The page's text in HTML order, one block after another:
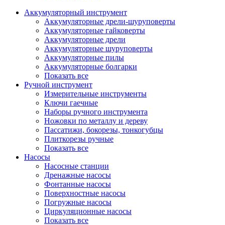
Аккумуляторный инструмент
Аккумуляторные дрели-шуруповерты
Аккумуляторные гайковерты
Аккумуляторные дрели
Аккумуляторные шуруповерты
Аккумуляторные пилы
Аккумуляторные болгарки
Показать все
Ручной инструмент
Измерительные инструменты
Ключи гаечные
Наборы ручного инструмента
Ножовки по металлу и дереву
Пассатижи, бокорезы, тонкогубцы
Плиткорезы ручные
Показать все
Насосы
Насосные станции
Дренажные насосы
Фонтанные насосы
Поверхностные насосы
Погружные насосы
Циркуляционные насосы
Показать все